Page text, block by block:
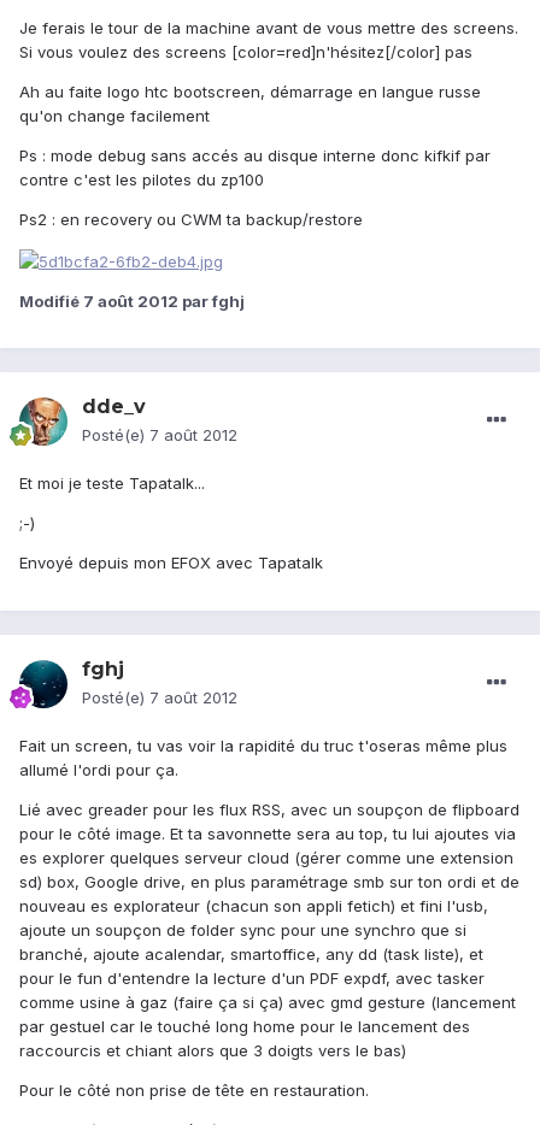
Je ferais le tour de la machine avant de vous mettre des screens.
Si vous voulez des screens [color=red]n'hésitez[/color] pas
Ah au faite logo htc bootscreen, démarrage en langue russe
qu'on change facilement
Ps : mode debug sans accés au disque interne donc kifkif par
contre c'est les pilotes du zp100
Ps2 : en recovery ou CWM ta backup/restore
Modifié 7 août 2012 par fghj
dde_v
Posté(e) 7 août 2012
Et moi je teste Tapatalk...
;-)
Envoyé depuis mon EFOX avec Tapatalk
fghj
Posté(e) 7 août 2012
Fait un screen, tu vas voir la rapidité du truc t'oseras même plus
allumé l'ordi pour ça.
Lié avec greader pour les flux RSS, avec un soupçon de flipboard
pour le côté image. Et ta savonnette sera au top, tu lui ajoutes via
es explorer quelques serveur cloud (gérer comme une extension
sd) box, Google drive, en plus paramétrage smb sur ton ordi et de
nouveau es explorateur (chacun son appli fetich) et fini l'usb,
ajoute un soupçon de folder sync pour une synchro que si
branché, ajoute acalendar, smartoffice, any dd (task liste), et
pour le fun d'entendre la lecture d'un PDF expdf, avec tasker
comme usine à gaz (faire ça si ça) avec gmd gesture (lancement
par gestuel car le touché long home pour le lancement des
raccourcis et chiant alors que 3 doigts vers le bas)
Pour le côté non prise de tête en restauration.